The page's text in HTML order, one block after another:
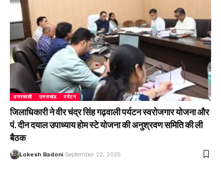
उत्तरकाशी उत्तराखंड पर्यटन
जिलाधिकारी ने वीर चंद्र सिंह गढ़वाली पर्यटन स्वरोजगार योजना और
पं. दीन दयाल उपाध्याय होम स्टे योजना की अनुश्रवण समिति की ली
बैठक
Lokesh Badoni September 22, 2025